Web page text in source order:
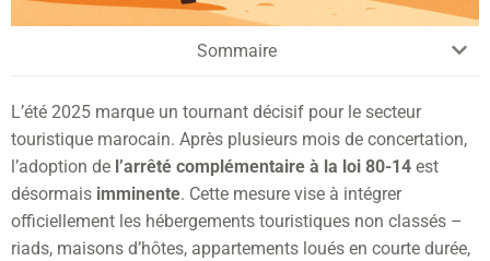
Sommaire
L’été 2025 marque un tournant décisif pour le secteur
touristique marocain. Après plusieurs mois de concertation,
l’adoption de l’arrêté complémentaire à la loi 80-14 est
désormais imminente. Cette mesure vise à intégrer
officiellement les hébergements touristiques non classés –
riads, maisons d’hôtes, appartements loués en courte durée,